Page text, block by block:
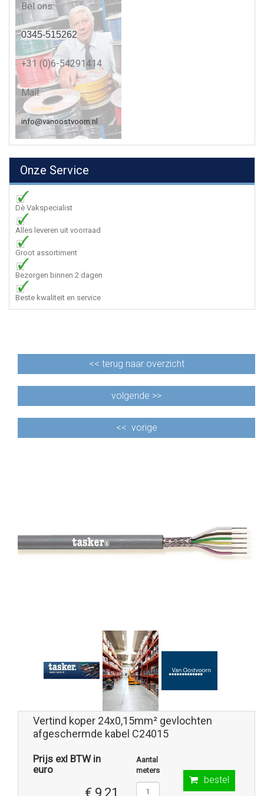
Bel ons:
0345-515262
+31 (0)6-54291414
Mail:
info@vanoostvoorn.nl
Onze Service
Dè Vakspecialist
Alles leveren uit voorraad
Groot assortiment
Bezorgen binnen 2 dagen
Beste kwaliteit en service
<< terug naar overzicht
volgende >>
<< vorige
Vertind koper 24x0,15mm² gevlochten
afgeschermde kabel C24015
Prijs exl BTW in
euro
€ 9,21
Aantal
meters
bestel